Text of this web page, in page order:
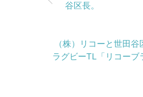
谷区長。
（株）リコーと世田谷
ラグビーTL「リコーブ